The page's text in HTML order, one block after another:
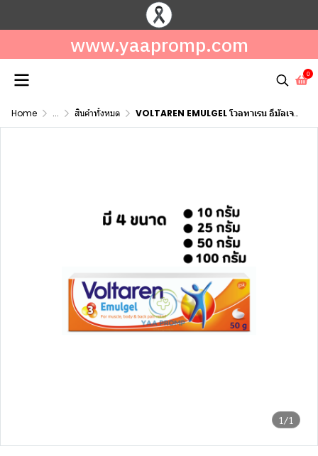
www.yaapromp.com
0
Home ... สินค้าทั้งหมด VOLTAREN EMULGEL โวลทาเรน อีมัลเจล มี 4 ขนาด
1/1